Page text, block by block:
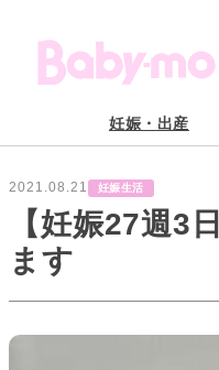
妊娠・出産
2021.08.21 妊娠生活
【妊娠27週3
ます